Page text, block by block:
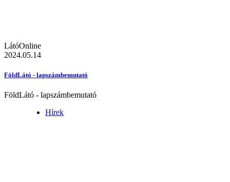
LátóOnline
2024.05.14
FöldLátó - lapszámbemutató
FöldLátó - lapszámbemutató
Hírek